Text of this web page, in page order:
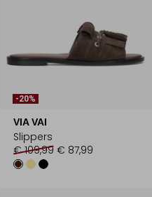
-20%
VIA VAI
Slippers
€ 109,99 € 87,99